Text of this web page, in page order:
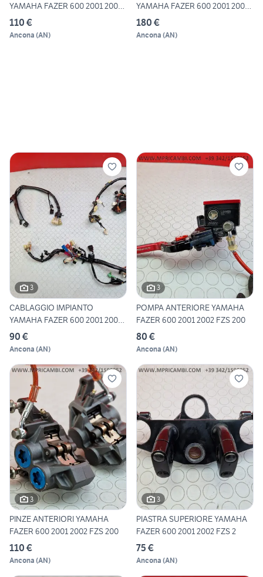
YAMAHA FAZER 600 2001 2002
FZS
110 €
Ancona (AN)
YAMAHA FAZER 600 2001 2002
FZS 2
180 €
Ancona (AN)
3
CABLAGGIO IMPIANTO
YAMAHA FAZER 600 2001 2002
FZS
90 €
Ancona (AN)
3
POMPA ANTERIORE YAMAHA
FAZER 600 2001 2002 FZS 200
80 €
Ancona (AN)
3
PINZE ANTERIORI YAMAHA
FAZER 600 2001 2002 FZS 200
110 €
Ancona (AN)
3
PIASTRA SUPERIORE YAMAHA
FAZER 600 2001 2002 FZS 2
75 €
Ancona (AN)